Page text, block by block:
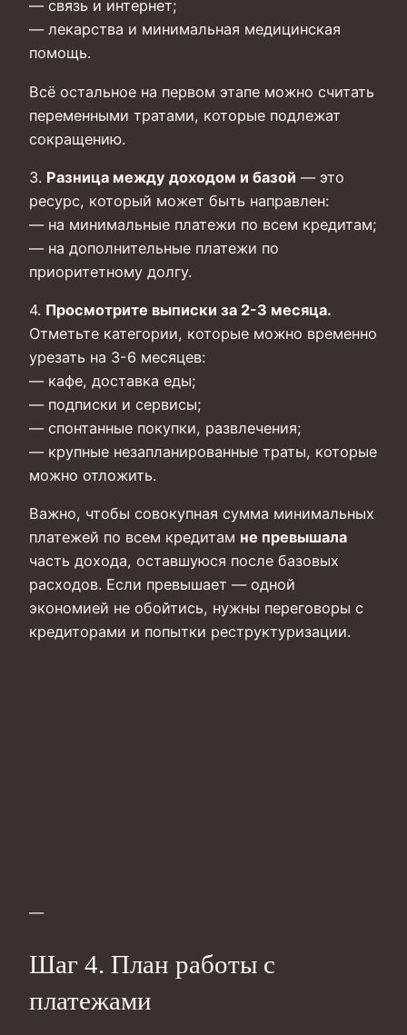
— связь и интернет;
— лекарства и минимальная медицинская
помощь.
Всё остальное на первом этапе можно считать
переменными тратами, которые подлежат
сокращению.
3. Разница между доходом и базой — это
ресурс, который может быть направлен:
— на минимальные платежи по всем кредитам;
— на дополнительные платежи по
приоритетному долгу.
4. Просмотрите выписки за 2-3 месяца.
Отметьте категории, которые можно временно
урезать на 3-6 месяцев:
— кафе, доставка еды;
— подписки и сервисы;
— спонтанные покупки, развлечения;
— крупные незапланированные траты, которые
можно отложить.
Важно, чтобы совокупная сумма минимальных
платежей по всем кредитам не превышала
часть дохода, оставшуюся после базовых
расходов. Если превышает — одной
экономией не обойтись, нужны переговоры с
кредиторами и попытки реструктуризации.
—
Шаг 4. План работы с
платежами